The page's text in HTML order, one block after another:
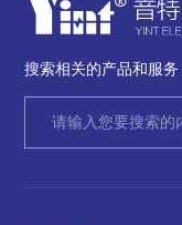
搜索相关的产品和服务